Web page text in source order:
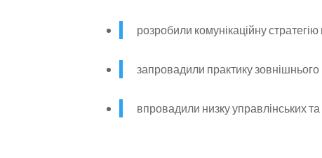
розробили комунікаційну
запровадили практику
впровадили низку управлінських